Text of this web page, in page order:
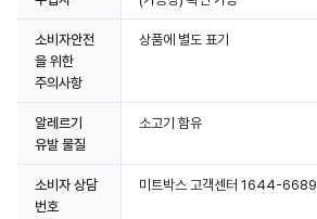
소비자안전
을 위한
주의사항
상품에 별도 표기
알레르기
유발 물질
소고기 함유
소비자 상담
번호
미트박스 고객센터 1644-6689